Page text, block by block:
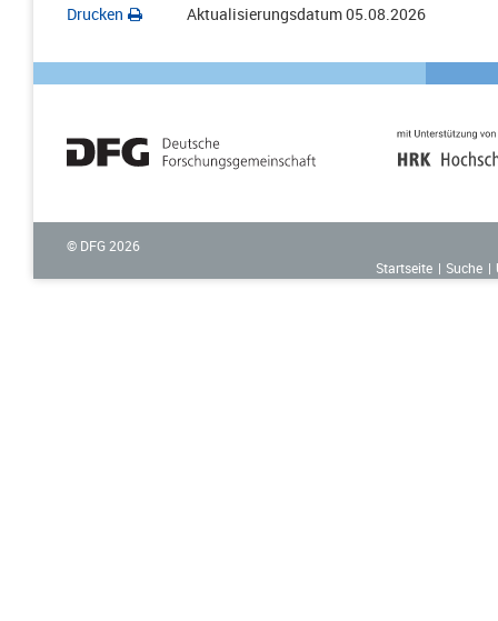
Drucken Aktualisierungsdatum05.08.2026
© DFG 2026
Startseite
Suche